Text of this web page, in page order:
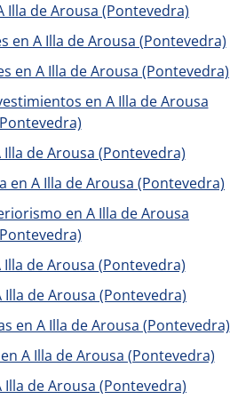
Illa de Arousa (Pontevedra)
en A Illa de Arousa (Pontevedra)
en A Illa de Arousa (Pontevedra)
en A Illa de Arousa
de Arousa (Pontevedra)
en A Illa de Arousa (Pontevedra)
en A Illa de Arousa
de Arousa (Pontevedra)
Illa de Arousa (Pontevedra)
en A Illa de Arousa (Pontevedra)
A Illa de Arousa (Pontevedra)
Illa de Arousa (Pontevedra)